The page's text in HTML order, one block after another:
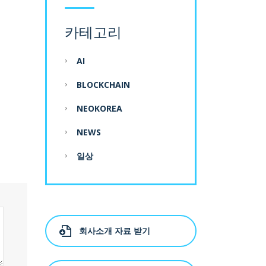
카테고리
AI
BLOCKCHAIN
NEOKOREA
NEWS
일상
회사소개 자료 받기